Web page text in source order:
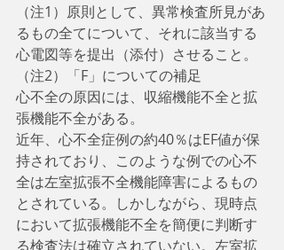
（注1）原則として、異常検査所見があ
るもの全てについて、それに該当する
心電図等を提出（添付）させること。
（注2）「F」についての補足
心不全の原因には、収縮機能不全と拡
張機能不全がある。
近年、心不全症例の約40％はEF値が保
持されており、このような例での心不
全は左室拡張不全機能障害によるもの
とされている。しかしながら、現時点
において拡張機能不全を簡便に判断す
る検査法は確立されていない。左室拡